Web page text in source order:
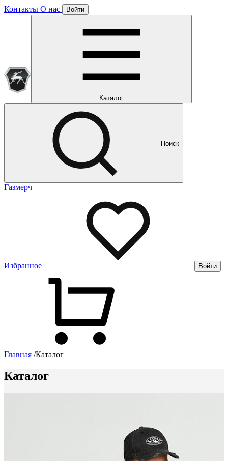
Контакты О нас Войти
Каталог
Поиск
Газмерч
Избранное Войти
Главная /Каталог
Каталог
Отлично!
Подписка уже оформлена